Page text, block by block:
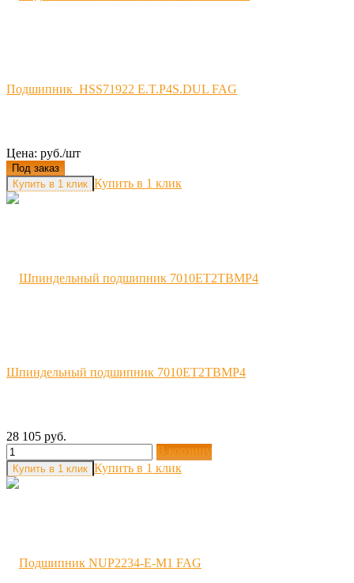
Подшипник HSS71922 E.T.P4S.DUL FAG
Цена: руб./шт
Под заказ
Купить в 1 клик
Шпиндельный подшипник 7010ET2TBMP4
28 105 руб.
В корзину
Купить в 1 клик